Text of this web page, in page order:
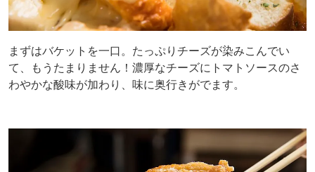
まずはバケットを一口。たっぷりチーズが染みこんでい
て、もうたまりません！濃厚なチーズにトマトソースのさ
わやかな酸味が加わり、味に奥行きがでます。